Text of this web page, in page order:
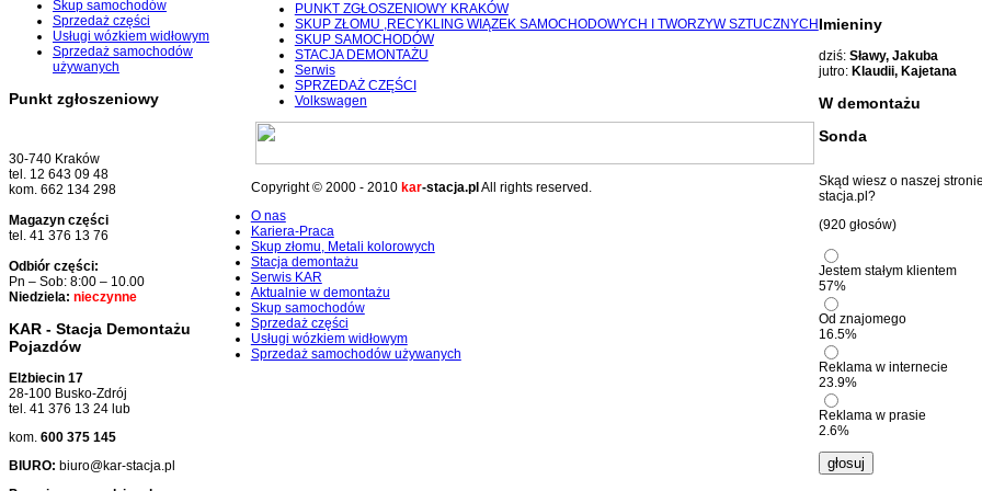
Skup samochodów
Sprzedaż części
Usługi wózkiem widłowym
Sprzedaż samochodów
używanych
Punkt zgłoszeniowy
30-740 Kraków
tel. 12 643 09 48
kom. 662 134 298
Magazyn części
tel. 41 376 13 76
Odbiór części:
Pn – Sob: 8:00 – 10.00
Niedziela: nieczynne
KAR - Stacja Demontażu
Pojazdów
Elżbiecin 17
28-100 Busko-Zdrój
tel. 41 376 13 24 lub
kom. 600 375 145
BIURO: biuro@kar-stacja.pl
PUNKT ZGŁOSZENIOWY KRAKÓW
SKUP ZŁOMU ,RECYKLING WIĄZEK SAMOCHODOWYCH I TWORZYW SZTUCZNYCH
SKUP SAMOCHODÓW
STACJA DEMONTAŻU
Serwis
SPRZEDAŻ CZĘŚCI
Volkswagen
Imieniny
dziś:Sławy, Jakuba
jutro: Klaudii, Kajetana
W demontażu
Sonda
Skąd wiesz o naszej
stacja.pl?
(920 głosów)
Jestem stałym klientem
57%
Od znajomego
16.5%
Reklama w internecie
23.9%
Reklama w prasie
2.6%
Copyright © 2000 - 2010 kar-stacja.pl All rights reserved.
O nas
Kariera-Praca
Skup złomu, Metali kolorowych
Stacja demontażu
Serwis KAR
Aktualnie w demontażu
Skup samochodów
Sprzedaż części
Usługi wózkiem widłowym
Sprzedaż samochodów używanych